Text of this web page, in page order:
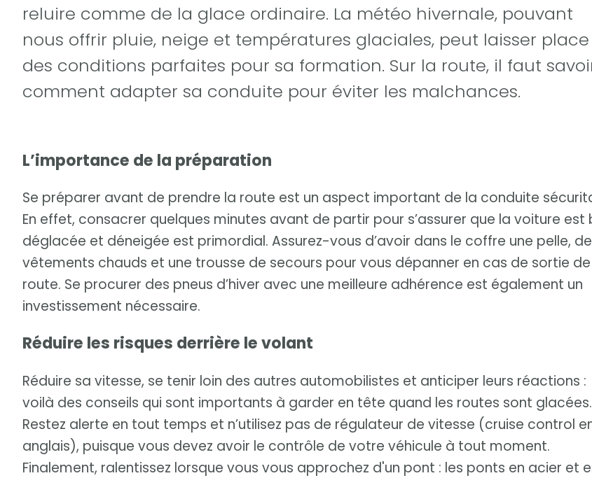
reluire comme de la glace ordinaire. La météo hivernale, pouvant
nous offrir pluie, neige et températures glaciales, peut laisser
des conditions parfaites pour sa formation. Sur la route, il faut
comment adapter sa conduite pour éviter les malchances.
L’importance de la préparation
Se préparer avant de prendre la route est un aspect important de la conduite
En effet, consacrer quelques minutes avant de partir pour s’assurer que la voiture est
déglacée et déneigée est primordial. Assurez-vous d’avoir dans le coffre une pelle,
vêtements chauds et une trousse de secours pour vous dépanner en cas de sortie de
route. Se procurer des pneus d’hiver avec une meilleure adhérence est également un
investissement nécessaire.
Réduire les risques derrière le volant
Réduire sa vitesse, se tenir loin des autres automobilistes et anticiper leurs réactions :
voilà des conseils qui sont importants à garder en tête quand les routes sont glacées.
Restez alerte en tout temps et n’utilisez pas de régulateur de vitesse (cruise control
anglais), puisque vous devez avoir le contrôle de votre véhicule à tout moment.
Finalement, ralentissez lorsque vous vous approchez d'un pont : les ponts en acier et